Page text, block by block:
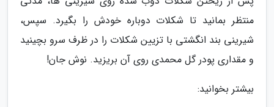
منتظر بمانید تا شکلات دوباره خودش را بگیرد. سپس،
شیرینی بند انگشتی با تزیین شکلات را در ظرف سرو بچینید
و مقداری پودر گل محمدی روی آن بریزید. نوش جان!
بیشتر بخوانید: